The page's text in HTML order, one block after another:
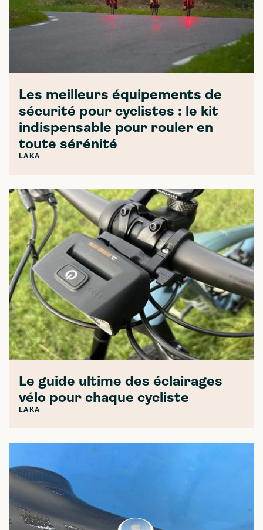
Les meilleurs équipements de
sécurité pour cyclistes : le kit
indispensable pour rouler en
toute sérénité
LAKA
Le guide ultime des éclairages
vélo pour chaque cycliste
LAKA